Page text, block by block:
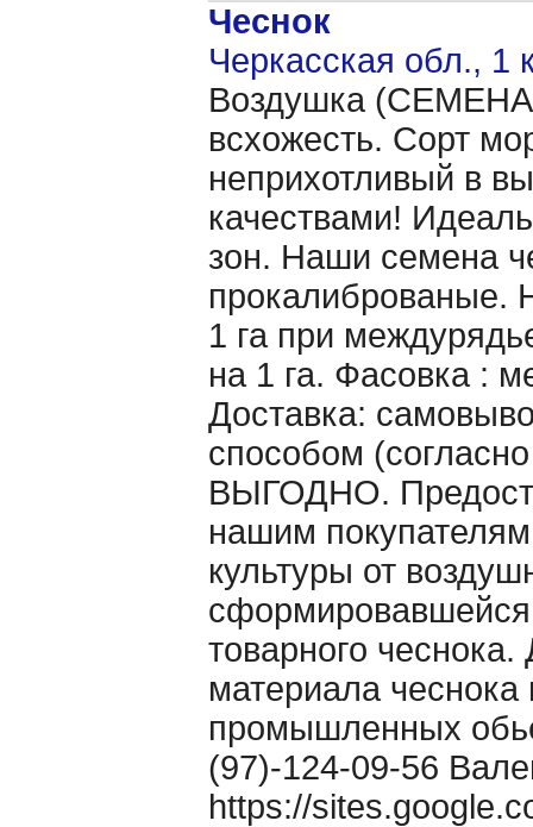
Чеснок
Черкасская обл., 1
Воздушка (CЕМЕНА
всхожесть. Сорт
неприхотливый в
качествами!
зон. Наши семена
прокалиброваные.
1 га при
на 1 га. Фасовка :
Доставка:
способом
ВЫГОДНО.
нашим
культуры от
сформировавшейся
товарного чеснока.
материала
промышленных
(97)-124-09-56
https://